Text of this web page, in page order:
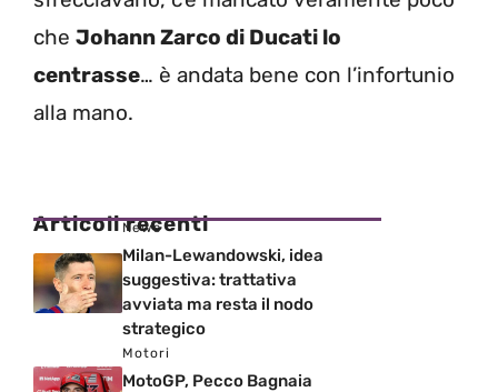
che Johann Zarco di Ducati lo
centrasse… è andata bene con l’infortunio
alla mano.
Articoli recenti
News
Milan-Lewandowski, idea
suggestiva: trattativa
avviata ma resta il nodo
strategico
Motori
MotoGP, Pecco Bagnaia